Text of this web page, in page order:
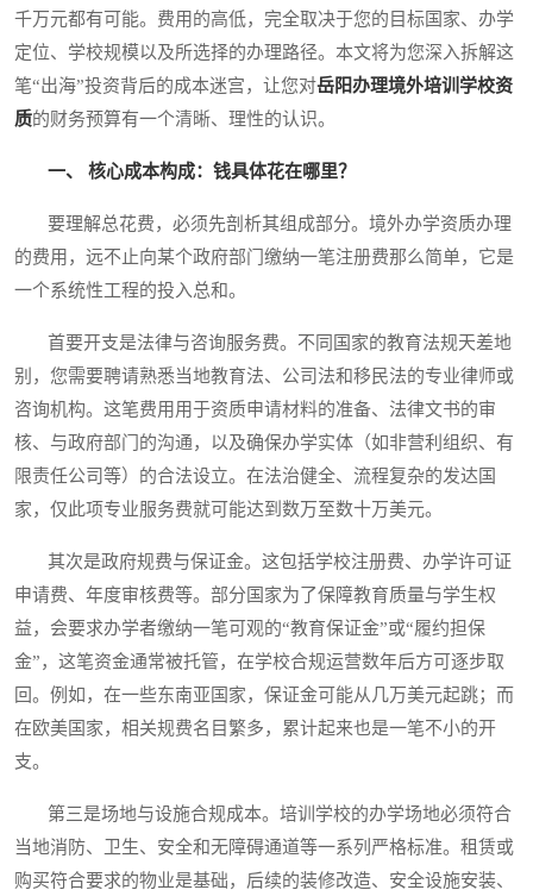
千万元都有可能。费用的高低，完全取决于您的目标国家、办学
定位、学校规模以及所选择的办理路径。本文将为您深入拆解这
笔“出海”投资背后的成本迷宫，让您对岳阳办理境外培训学校资
质的财务预算有一个清晰、理性的认识。
一、 核心成本构成：钱具体花在哪里？
要理解总花费，必须先剖析其组成部分。境外办学资质办理
的费用，远不止向某个政府部门缴纳一笔注册费那么简单，它是
一个系统性工程的投入总和。
首要开支是法律与咨询服务费。不同国家的教育法规天差地
别，您需要聘请熟悉当地教育法、公司法和移民法的专业律师或
咨询机构。这笔费用用于资质申请材料的准备、法律文书的审
核、与政府部门的沟通，以及确保办学实体（如非营利组织、有
限责任公司等）的合法设立。在法治健全、流程复杂的发达国
家，仅此项专业服务费就可能达到数万至数十万美元。
其次是政府规费与保证金。这包括学校注册费、办学许可证
申请费、年度审核费等。部分国家为了保障教育质量与学生权
益，会要求办学者缴纳一笔可观的“教育保证金”或“履约担保
金”，这笔资金通常被托管，在学校合规运营数年后方可逐步取
回。例如，在一些东南亚国家，保证金可能从几万美元起跳；而
在欧美国家，相关规费名目繁多，累计起来也是一笔不小的开
支。
第三是场地与设施合规成本。培训学校的办学场地必须符合
当地消防、卫生、安全和无障碍通道等一系列严格标准。租赁或
购买符合要求的物业是基础，后续的装修改造、安全设施安装、